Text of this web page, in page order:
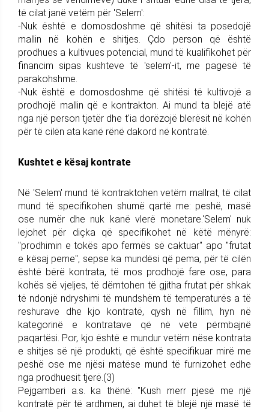
të cilat janë vetëm për 'Selem':
-Nuk është e domosdoshme që shitësi ta posedojë
mallin në kohën e shitjes. Çdo person që është
prodhues a kultivues potencial, mund të kualifikohet për
financim sipas kushteve të 'selem'-it, me pagesë të
parakohshme.
-Nuk është e domosdoshme që shitësi të kultivojë a
prodhojë mallin që e kontrakton. Ai mund ta blejë atë
nga një person tjetër dhe t'ia dorëzojë blerësit në kohën
për të cilën ata kanë rënë dakord në kontratë.
Kushtet e kësaj kontrate
Në 'Selem' mund të kontraktohen vetëm mallrat, të cilat
mund të specifikohen shumë qartë me: peshë, masë
ose numër dhe nuk kanë vlerë monetare.'Selem' nuk
lejohet për diçka që specifikohet në këtë mënyrë:
"prodhimin e tokës apo fermës së caktuar" apo "frutat
e kësaj peme", sepse ka mundësi që pema, për të cilën
është bërë kontrata, të mos prodhojë fare ose, para
kohës së vjeljes, të dëmtohen të gjitha frutat për shkak
të ndonjë ndryshimi të mundshëm të temperaturës a të
reshurave dhe kjo kontratë, qysh në fillim, hyn në
kategorinë e kontratave që në vete përmbajnë
paqartësi. Por, kjo është e mundur vetëm nëse kontrata
e shitjes së një produkti, që është specifikuar mirë me
peshë ose me njësi matëse mund të furnizohet edhe
nga prodhuesit tjerë.(3)
Pejgamberi a.s. ka thënë: "Kush merr pjesë me një
kontratë për të ardhmen, ai duhet të blejë një masë të